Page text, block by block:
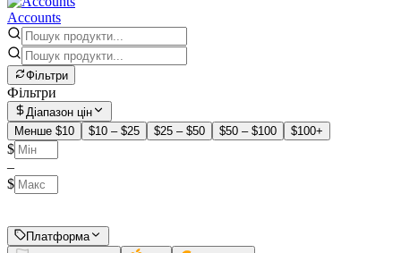
Accounts
Фільтри
Фільтри
Діапазон цін
Менше $10
$10 – $25 $25 – $50 $50 – $100 $100+
$
–
$
Платформа